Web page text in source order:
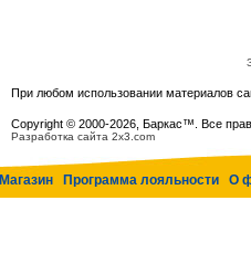
При любом использовании материалов
Copyright © 2000-2026, Баркас™. Все
Разработка сайта 2x3.com
Магазин Программа лояльности О